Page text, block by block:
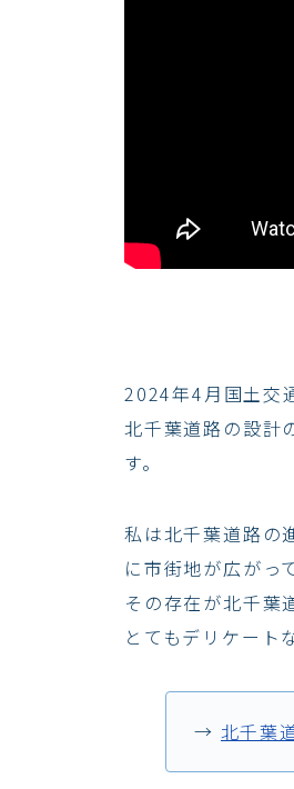
2024年4月国土交
北千葉道路の設計
す。
私は北千葉道路の
に市街地が広がっ
その存在が北千葉
とてもデリケート
→ 北千葉